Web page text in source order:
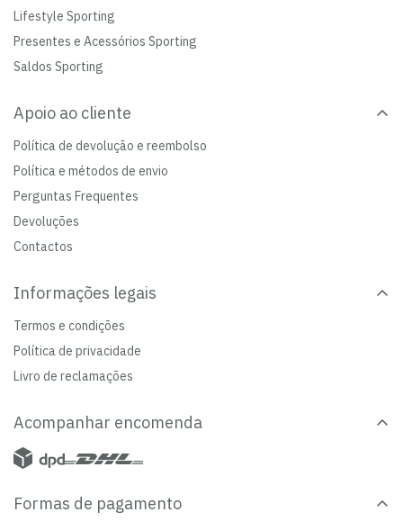
Lifestyle Sporting
Presentes e Acessórios Sporting
Saldos Sporting
Apoio ao cliente
Política de devolução e reembolso
Política e métodos de envio
Perguntas Frequentes
Devoluções
Contactos
Informações legais
Termos e condições
Política de privacidade
Livro de reclamações
Acompanhar encomenda
Formas de pagamento